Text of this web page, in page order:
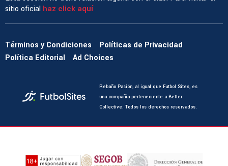
sitio oficial haz click aquí
Términos y Condiciones
Políticas de Privacidad
Política Editorial
Ad Choices
Rebaño Pasión, al igual que Futbol Sites, es
una compañía perteneciente a Better
Collective. Todos los derechos reservados.